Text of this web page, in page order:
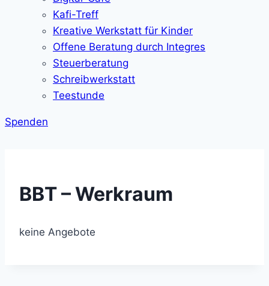
Kafi-Treff
Kreative Werkstatt für Kinder
Offene Beratung durch Integres
Steuerberatung
Schreibwerkstatt
Teestunde
Spenden
BBT – Werkraum
keine Angebote